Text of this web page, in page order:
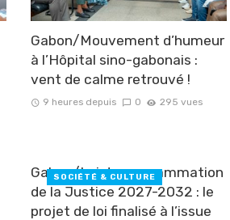
Gabon/Mouvement d’humeur
à l’Hôpital sino-gabonais :
vent de calme retrouvé !
9 heures depuis 0 295 vues
Gabon/Loi de programmation
de la Justice 2027-2032 : le
projet de loi finalisé à l’issue
SOCIÉTÉ & CULTURE